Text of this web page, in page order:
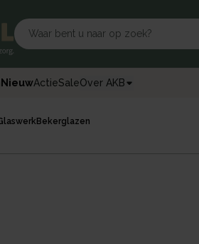
NieuwActieSaleOver AKB
Bekerglazen